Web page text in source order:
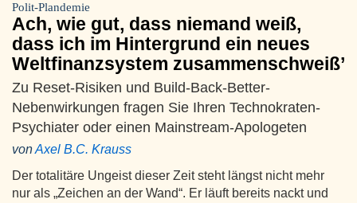
Polit-Plandemie
Ach, wie gut, dass niemand weiß,
dass ich im Hintergrund ein neues
Weltfinanzsystem zusammenschweiß’
Zu Reset-Risiken und Build-Back-Better-
Nebenwirkungen fragen Sie Ihren Technokraten-
Psychiater oder einen Mainstream-Apologeten
vonAxel B.C. Krauss
Der totalitäre Ungeist dieser Zeit steht längst nicht mehr
nur als „Zeichen an der Wand“. Er läuft bereits nackt und